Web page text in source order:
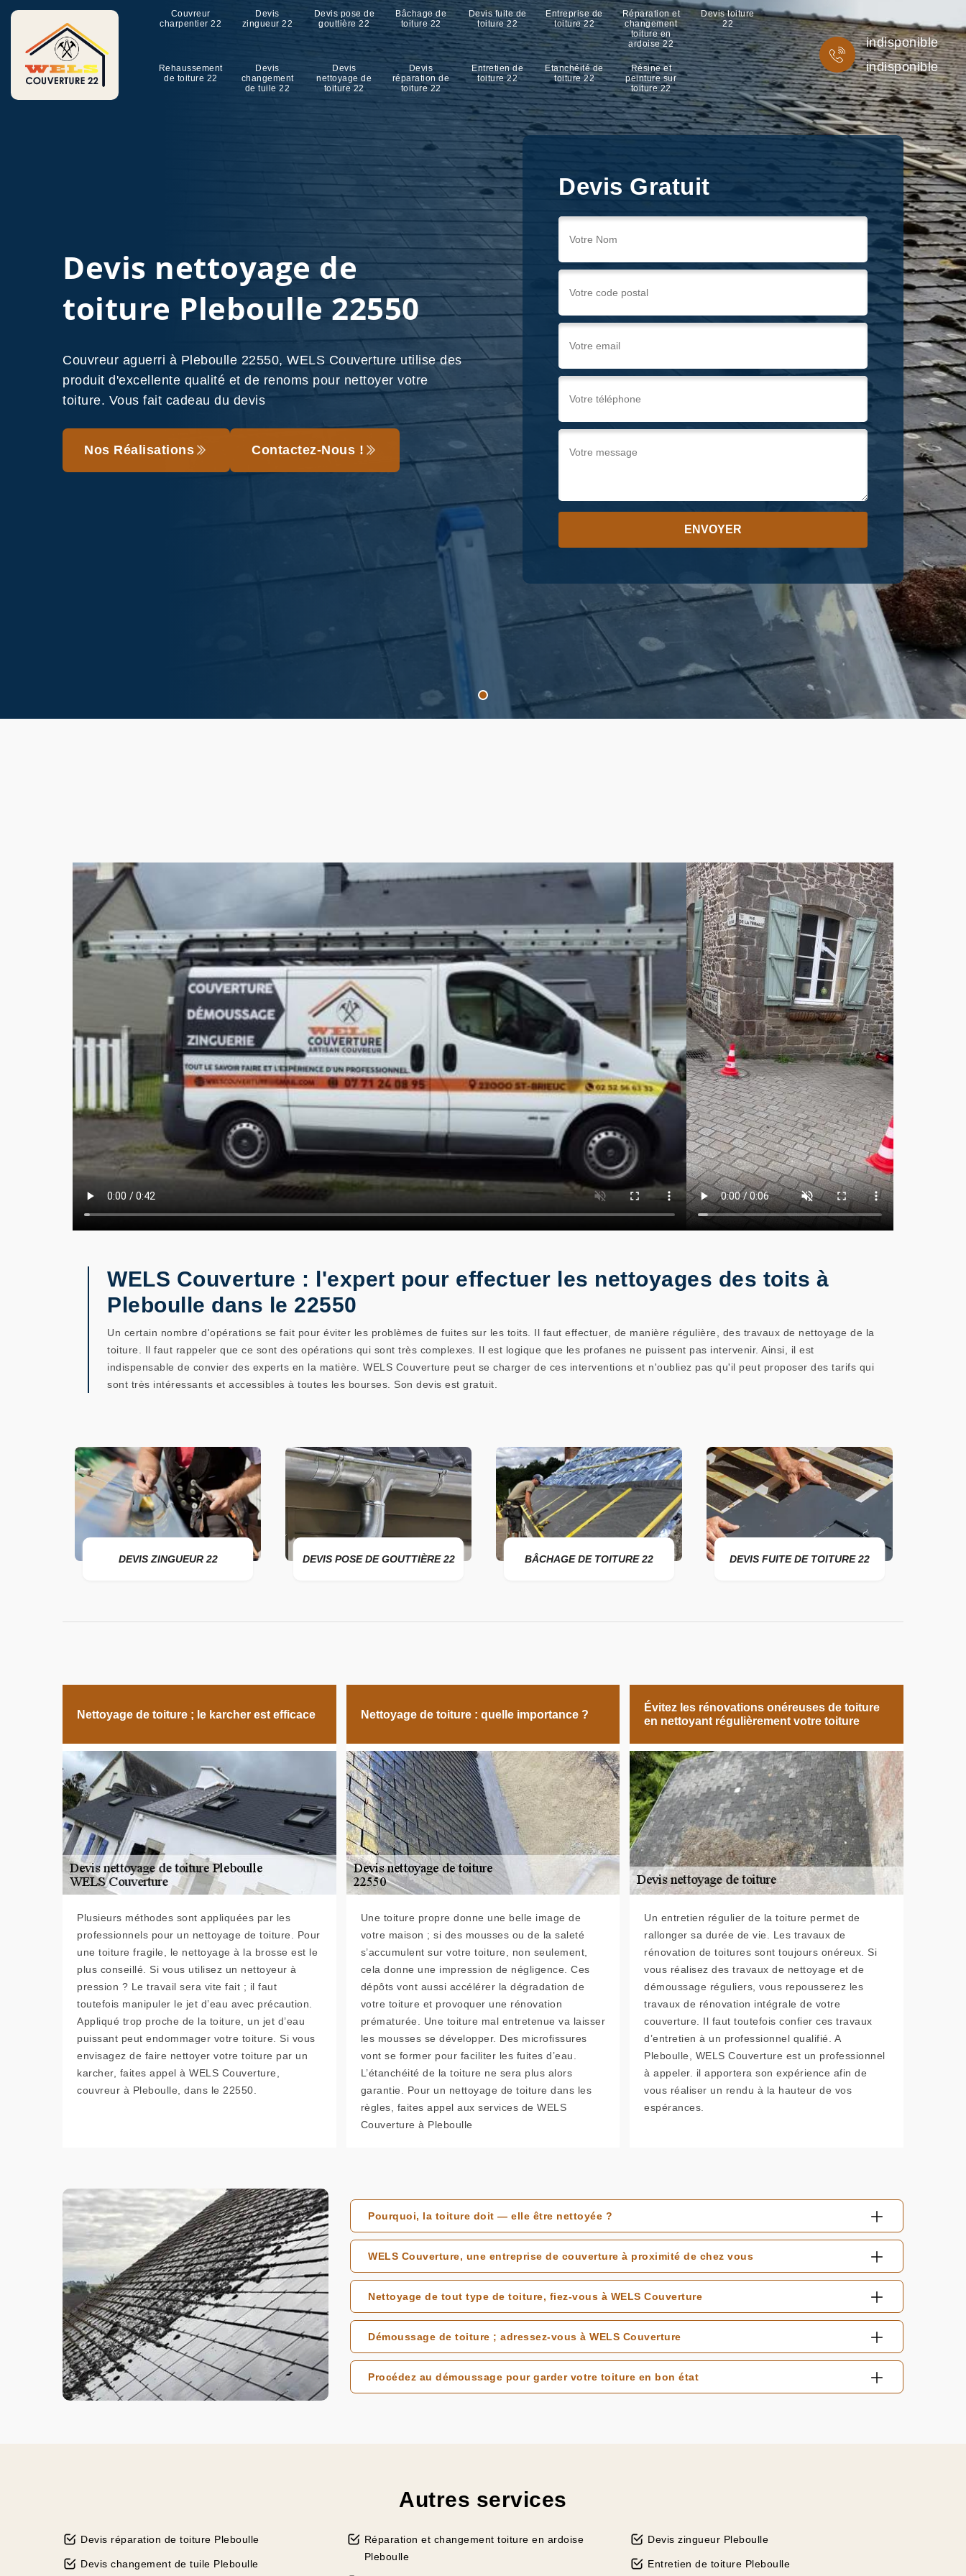
Couvreur
charpentier 22
Devis
zingueur 22
Devis pose de
gouttière 22
Bâchage de
toiture 22
Devis fuite de
toiture 22
Entreprise de
toiture 22
Réparation et
changement
toiture en
ardoise 22
Devis toiture
22
Rehaussement
de toiture 22
Devis
changement
de tuile 22
Devis
nettoyage de
toiture 22
Devis
réparation de
toiture 22
Entretien de
toiture 22
Etanchéité de
toiture 22
Résine et
peinture sur
toiture 22
indisponible
indisponible
Devis nettoyage de
toiture Pleboulle 22550
Couvreur aguerri à Pleboulle 22550, WELS Couverture utilise des
produit d'excellente qualité et de renoms pour nettoyer votre
toiture. Vous fait cadeau du devis
Nos Réalisations Contactez-Nous !
Devis Gratuit
WELS Couverture : l'expert pour effectuer les nettoyages des toits à
Pleboulle dans le 22550
Un certain nombre d'opérations se fait pour éviter les problèmes de fuites sur les toits. Il faut effectuer, de manière régulière, des travaux de nettoyage de la
toiture. Il faut rappeler que ce sont des opérations qui sont très complexes. Il est logique que les profanes ne puissent pas intervenir. Ainsi, il est
indispensable de convier des experts en la matière. WELS Couverture peut se charger de ces interventions et n'oubliez pas qu'il peut proposer des tarifs qui
sont très intéressants et accessibles à toutes les bourses. Son devis est gratuit.
DEVIS ZINGUEUR 22 DEVIS POSE DE GOUTTIÈRE 22 BÂCHAGE DE TOITURE 22 DEVIS FUITE DE TOITURE 22 ENTREPRISE DE
Nettoyage de toiture ; le karcher est efficace
Plusieurs méthodes sont appliquées par les
professionnels pour un nettoyage de toiture. Pour
une toiture fragile, le nettoyage à la brosse est le
plus conseillé. Si vous utilisez un nettoyeur à
pression ? Le travail sera vite fait ; il faut
toutefois manipuler le jet d’eau avec précaution.
Appliqué trop proche de la toiture, un jet d’eau
puissant peut endommager votre toiture. Si vous
envisagez de faire nettoyer votre toiture par un
karcher, faites appel à WELS Couverture,
couvreur à Pleboulle, dans le 22550.
Nettoyage de toiture : quelle importance ?
Une toiture propre donne une belle image de
votre maison ; si des mousses ou de la saleté
s’accumulent sur votre toiture, non seulement,
cela donne une impression de négligence. Ces
dépôts vont aussi accélérer la dégradation de
votre toiture et provoquer une rénovation
prématurée. Une toiture mal entretenue va laisser
les mousses se développer. Des microfissures
vont se former pour faciliter les fuites d’eau.
L’étanchéité de la toiture ne sera plus alors
garantie. Pour un nettoyage de toiture dans les
règles, faites appel aux services de WELS
Couverture à Pleboulle
Évitez les rénovations onéreuses de toiture
en nettoyant régulièrement votre toiture
Un entretien régulier de la toiture permet de
rallonger sa durée de vie. Les travaux de
rénovation de toitures sont toujours onéreux. Si
vous réalisez des travaux de nettoyage et de
démoussage réguliers, vous repousserez les
travaux de rénovation intégrale de votre
couverture. Il faut toutefois confier ces travaux
d’entretien à un professionnel qualifié. A
Pleboulle, WELS Couverture est un professionnel
à appeler. il apportera son expérience afin de
vous réaliser un rendu à la hauteur de vos
espérances.
Pourquoi, la toiture doit — elle être nettoyée ?
WELS Couverture, une entreprise de couverture à proximité de chez vous
Nettoyage de tout type de toiture, fiez-vous à WELS Couverture
Démoussage de toiture ; adressez-vous à WELS Couverture
Procédez au démoussage pour garder votre toiture en bon état
Autres services
Devis réparation de toiture Pleboulle
Devis changement de tuile Pleboulle
Réparation et changement toiture en ardoise
Pleboulle
Devis zingueur Pleboulle
Entretien de toiture Pleboulle